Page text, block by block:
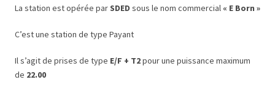
La station est opérée par SDED sous le nom commercial « E Born »
C’est une station de type Payant
Il s’agit de prises de type E/F + T2pour une puissance maximum
de 22.00